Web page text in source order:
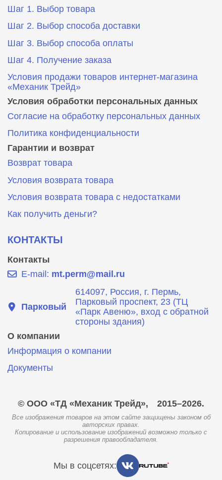
Шаг 1. Выбор товара
Шаг 2. Выбор способа доставки
Шаг 3. Выбор способа оплаты
Шаг 4. Получение заказа
Условия продажи товаров интернет-магазина
«Механик Трейд»
Условия обработки персональных данных
Согласие на обработку персональных данных
Политика конфиденциальности
Гарантии и возврат
Возврат товара
Условия возврата товара
Условия возврата товара с недостатками
Как получить деньги?
КОНТАКТЫ
Контакты
E-mail: mt.perm@mail.ru
Парковый
614097, Россия, г. Пермь,
Парковый проспект, 23 (ТЦ
«Парк Авеню», вход с обратной
стороны здания)
О компании
Информация о компании
Документы
© ООО «ТД «Механик Трейд», 2015–2026.
Все изображения товаров на этом сайте защищены законом об
авторских правах.
Копирование и использование изображений возможно только с
разрешения правообладателя.
Мы в соцсетях: